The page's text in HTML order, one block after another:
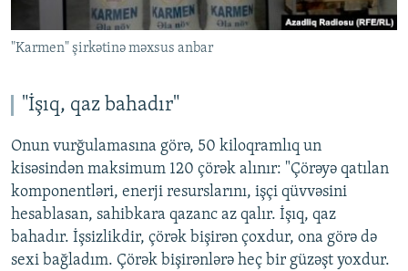
"Karmen" şirkətinə məxsus anbar
"İşıq, qaz bahadır"
Onun vurğulamasına görə, 50 kiloqramlıq un
kisəsindən maksimum 120 çörək alınır: "Çörəyə qatılan
komponentləri, enerji resurslarını, işçi qüvvəsini
hesablasan, sahibkara qazanc az qalır. İşıq, qaz
bahadır. İşsizlikdir, çörək bişirən çoxdur, ona görə də
sexi bağladım. Çörək bişirənlərə heç bir güzəşt yoxdur.